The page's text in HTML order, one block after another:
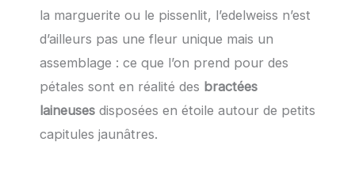
la marguerite ou le pissenlit, l’edelweiss n’est
d’ailleurs pas une fleur unique mais un
assemblage : ce que l’on prend pour des
pétales sont en réalité des bractées
laineuses disposées en étoile autour de petits
capitules jaunâtres.